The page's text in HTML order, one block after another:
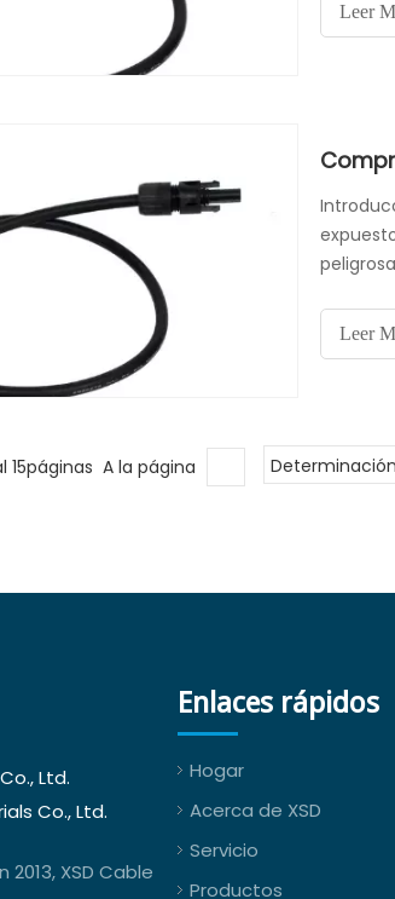
Leer
Leer
15páginas A la página Determinación
Ltd.
Co., Ltd.
XSD Cable
Enlaces rápidos
Hogar
Acerca de XSD
Servicio
Productos